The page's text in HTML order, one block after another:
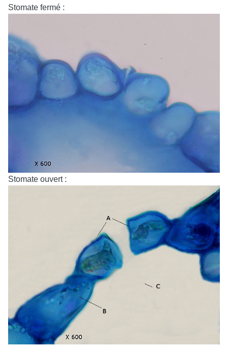
Stomate fermé :
Stomate ouvert :